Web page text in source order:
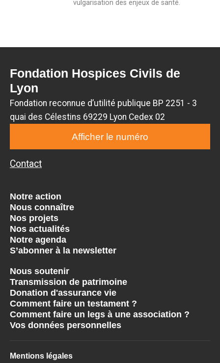
vulgarisation des enjeux de santé.
Fondation Hospices Civils de
Lyon
Fondation reconnue d’utilité publique BP 2251 - 3
quai des Célestins 69229 Lyon Cedex 02
Afficher le numéro
Contact
Notre action
Nous connaître
Nos projets
Nos actualités
Notre agenda
S’abonner à la newsletter
Nous soutenir
Transmission de patrimoine
Donation d'assurance vie
Comment faire un testament ?
Comment faire un legs à une association ?
Vos données personnelles
Mentions légales